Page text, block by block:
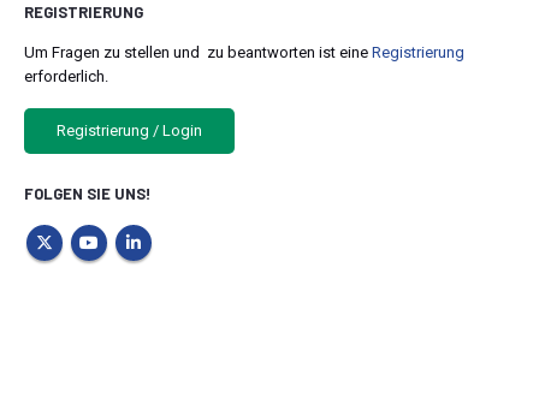
REGISTRIERUNG
Um Fragen zu stellen und zu beantworten ist eine Registrierung
erforderlich.
Registrierung / Login
FOLGEN SIE UNS!